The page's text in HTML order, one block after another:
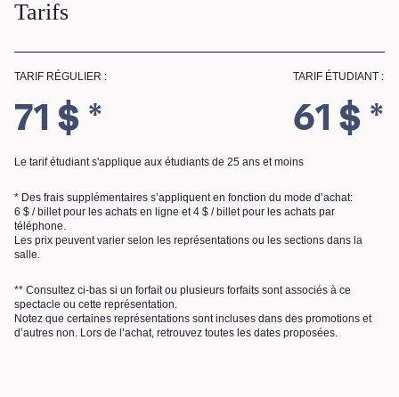
RECHERCHE
Tarifs
TARIF RÉGULIER :
71 $ *
TARIF ÉTUDIANT :
61 $ *
Le tarif étudiant s'applique aux étudiants de 25 ans et moins
* Des frais supplémentaires s’appliquent en fonction du mode d’achat:
6 $ / billet pour les achats en ligne et 4 $ / billet pour les achats par
téléphone.
Les prix peuvent varier selon les représentations ou les sections dans la
salle.
** Consultez ci-bas si un forfait ou plusieurs forfaits sont associés à ce
spectacle ou cette représentation.
Notez que certaines représentations sont incluses dans des promotions et
d’autres non. Lors de l’achat, retrouvez toutes les dates proposées.